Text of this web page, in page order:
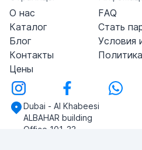
О нас
Каталог
Блог
Контакты
Цены
FAQ
Стать
Условия
Dubai - Al Khabeesi
ALBAHAR building
Office 101-33